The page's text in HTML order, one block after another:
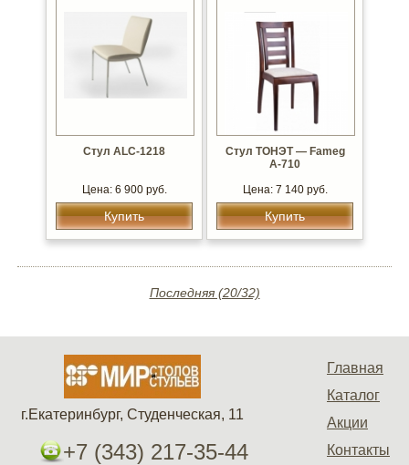
Стул ALC-1218
Цена: 6 900 руб.
Купить
Стул ТОНЭТ — Fameg
А-710
Цена: 7 140 руб.
Купить
Последняя (20/32)
Главная
Каталог
Акции
Контакты
г.Екатеринбург, Студенческая, 11
+7 (343) 217-35-44